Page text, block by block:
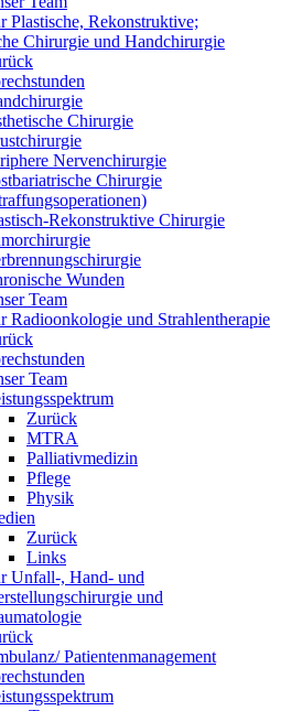
Plastische, Rekonstruktive;
Chirurgie und Handchirurgie
Chirurgie
Nervenchirurgie
Chirurgie
Rekonstruktive Chirurgie
Wunden
Team
Radioonkologie und Strahlentherapie
Team
Zurück
MTRA
Palliativmedizin
Pflege
Physik
Zurück
Links
Unfall-, Hand- und
und
Patientenmanagement